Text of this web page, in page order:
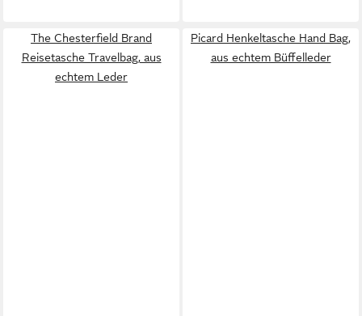
The Chesterfield Brand
Reisetasche Travelbag, aus
echtem Leder
Picard Henkeltasche Hand Bag,
aus echtem Büffelleder